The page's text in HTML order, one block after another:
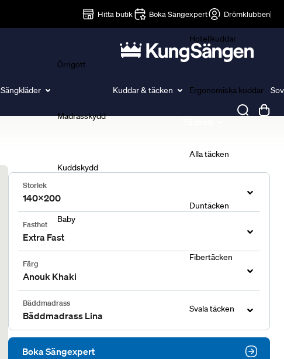
Hitta butik Boka Sängexpert Drömklubben
Sängkläder
Örngott
Madrasskydd
Kuddskydd
Baby
Kuddar & täcken
Hotellkuddar
Ergonomiska kuddar
Alla täcken
Duntäcken
Fibertäcken
Svala täcken
Storlek
140x200
Fasthet
Extra Fast
Färg
Anouk Khaki
Bäddmadrass
Bäddmadrass Lina
Boka Sängexpert